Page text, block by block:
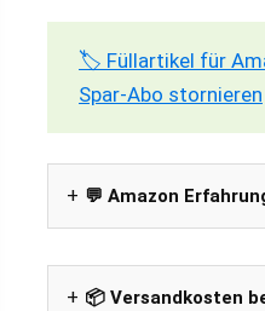
🏷️ Füllartikel für
Spar-Abo stornieren
💬 Amazon
📦 Versandkosten